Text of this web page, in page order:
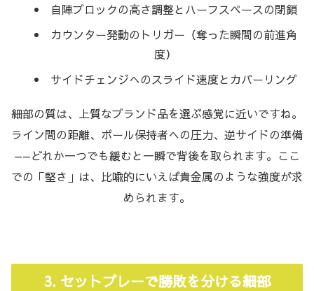
自陣ブロックの高さ調整とハーフスペースの閉鎖
カウンター発動のトリガー（奪った瞬間の前進角
度）
サイドチェンジへのスライド速度とカバーリング
細部の質は、上質なブランド品を選ぶ感覚に近いですね。
ライン間の距離、ボール保持者への圧力、逆サイドの準備
——どれか一つでも緩むと一瞬で背後を取られます。ここ
での「堅さ」は、比喩的にいえば貴金属のような強度が求
められます。
3. セットプレーで勝敗を分ける細部